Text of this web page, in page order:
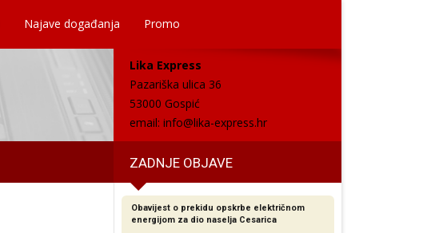
Najave događanja Promo
Lika Express
Pazariška ulica 36
53000 Gospić
email: info@lika-express.hr
ZADNJE OBJAVE
Obavijest o prekidu opskrbe električnom
energijom za dio naselja Cesarica